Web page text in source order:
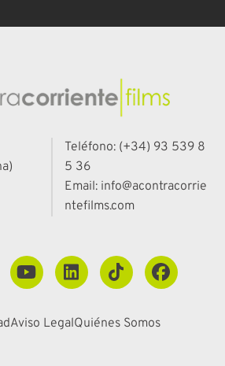
Teléfono: (+34) 93 539 8
5 36
Email: info@acontracorrie
ntefilms.com
Aviso LegalQuiénes Somos